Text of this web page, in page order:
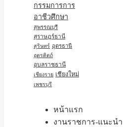
กรรมการการ
อาชีวศึกษา
สุพรรณบุรี
สุราษฎร์ธานี
สุรินทร์ อุดรธานี
อุตรดิตถ์
อุบลราชธานี
เชียงราย เชียงใหม่
เพชรบุรี
หน้าแรก
งานราชการ-แนะนำ